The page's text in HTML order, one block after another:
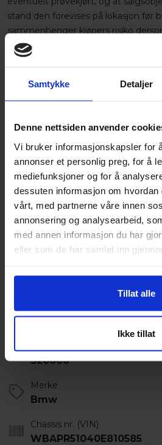
Samtykke Detaljer
Denne nettsiden anvender
Vi bruker informasjonskapsler for
annonser et personlig preg, for å
mediefunksjoner og for å
dessuten informasjon om
vårt, med partnerne våre innen
annonsering og analysearbeid,
med annen informasjon du har
eller som de har samlet inn
Tillat alle
Ikke tillat
stand den forevises på lokasjon før
sammenhenger kjøpers risiko
uten at salgsobjektet er
prøvekjørt. For mer informasjon
https://xbid.no/Home/Terms. XBID
objektene hos XBID.no. Dersom
mellom budgiver (kjøper) og eier av
Objekter som har overskredet frist
lånefinansieres.
Detaljer
Omregistreringsavgift
Privatperson
320000
Merke
Bmw
Chassis nr. (VIN)
WBAPR51040E810585